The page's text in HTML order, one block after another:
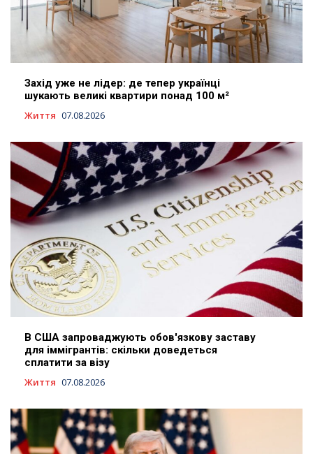
Захід уже не лідер: де тепер українці
шукають великі квартири понад 100 м²
Життя 07.08.2026
В США запроваджують обов'язкову заставу
для іммігрантів: скільки доведеться
сплатити за візу
Життя 07.08.2026